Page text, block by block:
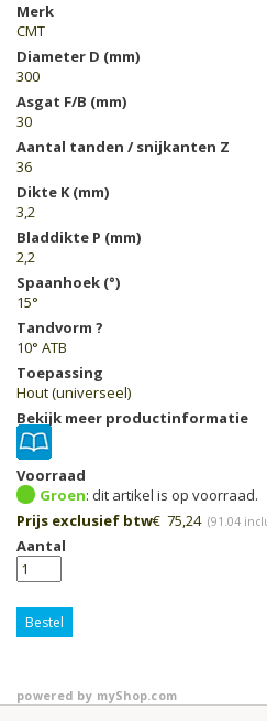
Merk
CMT
Diameter D (mm)
300
Asgat F/B (mm)
30
Aantal tanden / snijkanten Z
36
Dikte K (mm)
3,2
Bladdikte P (mm)
2,2
Spaanhoek (°)
15°
Tandvorm ?
10° ATB
Toepassing
Hout (universeel)
Bekijk meer productinformatie
Voorraad
Groen
Prijs exclusief btw€ 75,24 (91.04
Aantal
Bestel
powered by myShop.com